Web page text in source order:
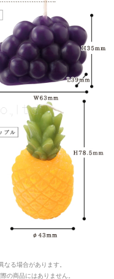
なる場合があります。
の商品にはありません。